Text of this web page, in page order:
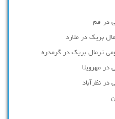
در قم
بریک در ملارد
ترمال بریک در گرمدره
در مهرویلا
در نظرآباد